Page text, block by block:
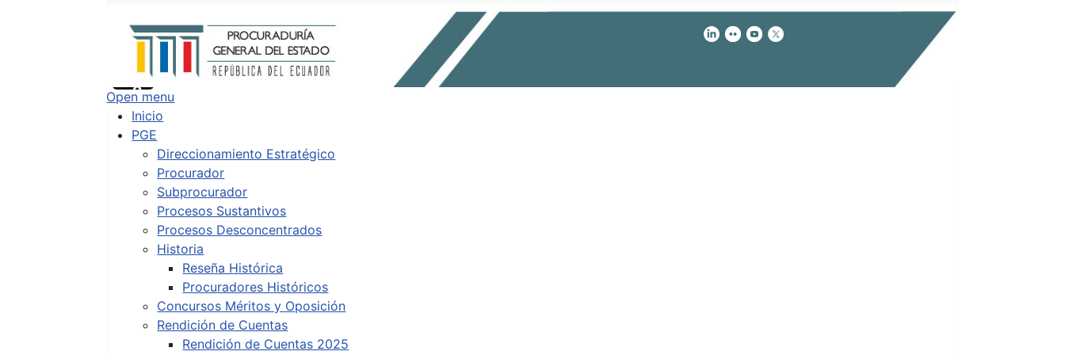
Buscar
Type 2 or more characters for results.
Open menu
Inicio
PGE
Direccionamiento Estratégico
Procurador
Subprocurador
Procesos Sustantivos
Procesos Desconcentrados
Historia
Reseña Histórica
Procuradores Históricos
Concursos Méritos y Oposición
Rendición de Cuentas
Rendición de Cuentas 2025